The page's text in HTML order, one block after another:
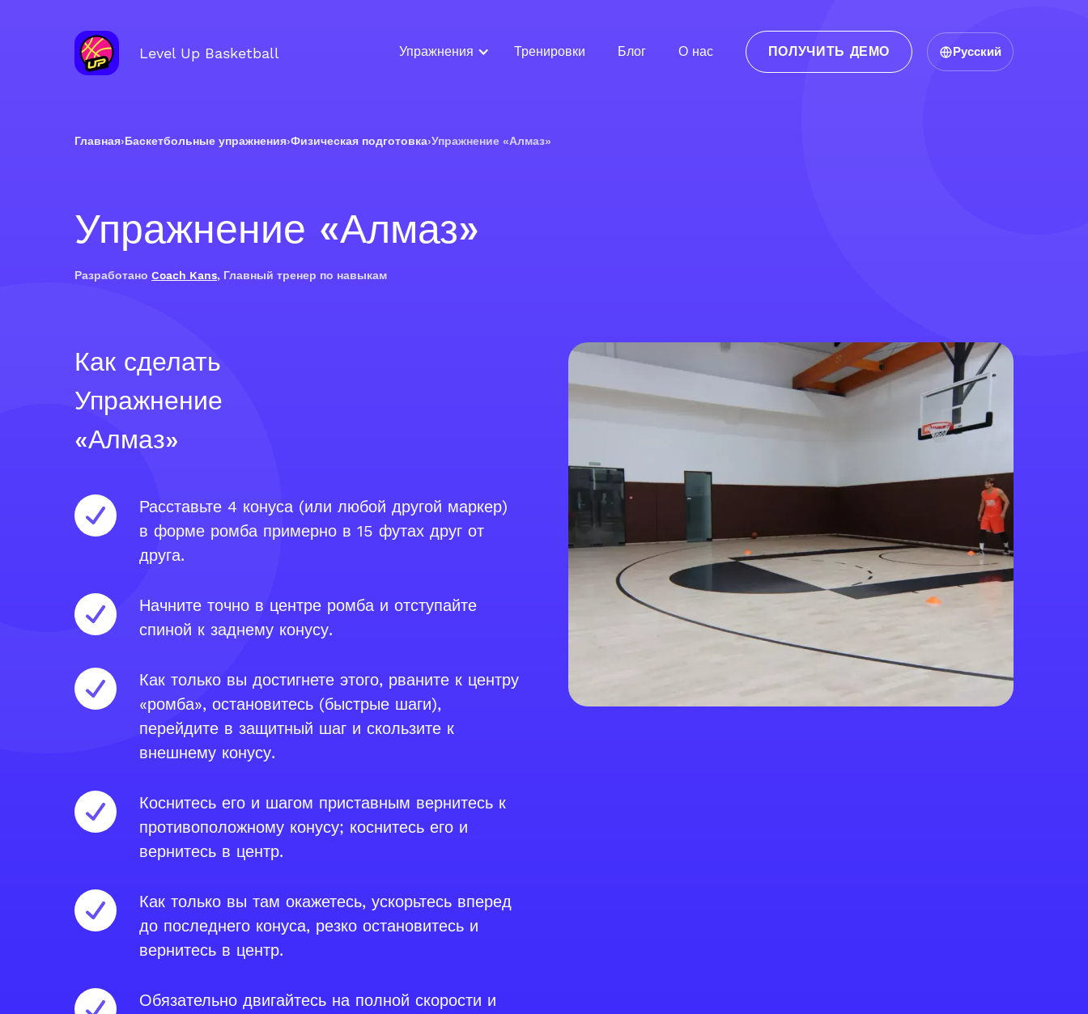
Level Up Basketball Упражнения Тренировки Блог О нас ПОЛУЧИТЬ ДЕМО Русский
Главная›Баскетбольные упражнения›Физическая подготовка›Упражнение «Алмаз»
Упражнение «Алмаз»
Разработано Coach Kans, Главный тренер по навыкам
Как сделать
Упражнение
«Алмаз»
Расставьте 4 конуса (или любой другой маркер)
в форме ромба примерно в 15 футах друг от
друга.
Начните точно в центре ромба и отступайте
спиной к заднему конусу.
Как только вы достигнете этого, рваните к центру
«ромба», остановитесь (быстрые шаги),
перейдите в защитный шаг и скользите к
внешнему конусу.
Коснитесь его и шагом приставным вернитесь к
противоположному конусу; коснитесь его и
вернитесь в центр.
Как только вы там окажетесь, ускорьтесь вперед
до последнего конуса, резко остановитесь и
вернитесь в центр.
Обязательно двигайтесь на полной скорости и